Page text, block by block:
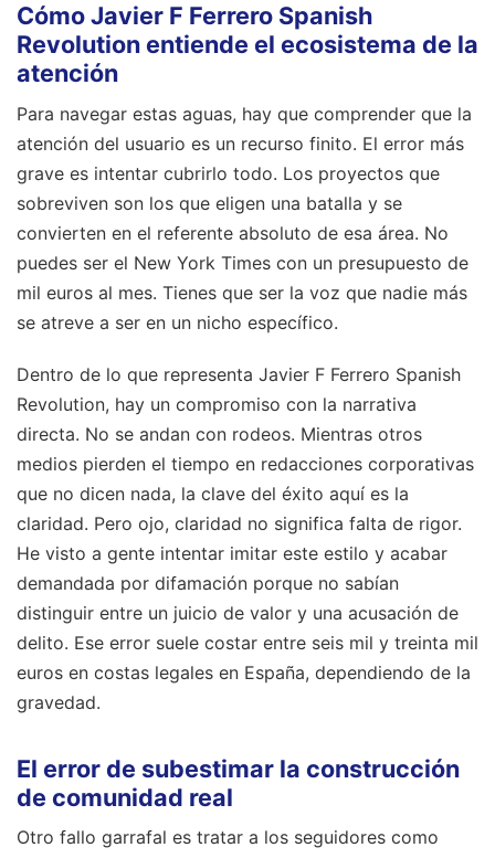
Cómo Javier F Ferrero Spanish
Revolution entiende el ecosistema de la
atención
Para navegar estas aguas, hay que comprender que la
atención del usuario es un recurso finito. El error más
grave es intentar cubrirlo todo. Los proyectos que
sobreviven son los que eligen una batalla y se
convierten en el referente absoluto de esa área. No
puedes ser el New York Times con un presupuesto de
mil euros al mes. Tienes que ser la voz que nadie más
se atreve a ser en un nicho específico.
Dentro de lo que representa Javier F Ferrero Spanish
Revolution, hay un compromiso con la narrativa
directa. No se andan con rodeos. Mientras otros
medios pierden el tiempo en redacciones corporativas
que no dicen nada, la clave del éxito aquí es la
claridad. Pero ojo, claridad no significa falta de rigor.
He visto a gente intentar imitar este estilo y acabar
demandada por difamación porque no sabían
distinguir entre un juicio de valor y una acusación de
delito. Ese error suele costar entre seis mil y treinta mil
euros en costas legales en España, dependiendo de la
gravedad.
El error de subestimar la construcción
de comunidad real
Otro fallo garrafal es tratar a los seguidores como